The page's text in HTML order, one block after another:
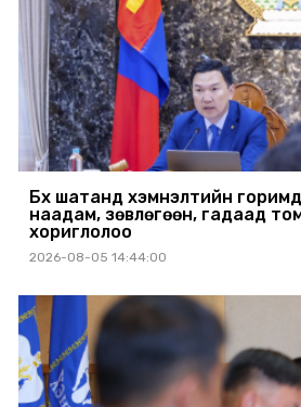
Бүх шатанд хэмнэлтийн
наадам, зөвлөгөөн, гадаад
хориглолоо
2026-08-05 14:44:00